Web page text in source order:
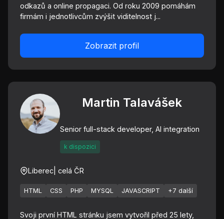
odkazů a online propagaci. Od roku 2009 pomáhám
firmám i jednotlivcům zvýšit viditelnost j...
Zobrazit profil
Martin Talavášek
Senior full-stack developer, AI integration
k dispozici
Liberec | celá ČR
HTML CSS PHP MYSQL JAVASCRIPT +7 další
Svoji první HTML stránku jsem vytvořil před 25 lety,